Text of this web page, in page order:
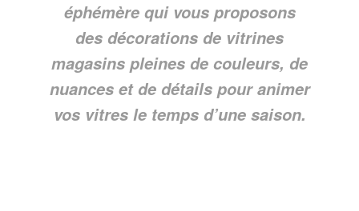
éphémère qui vous proposons
des décorations de vitrines
magasins pleines de couleurs, de
nuances et de détails pour animer
vos vitres le temps d’une saison.